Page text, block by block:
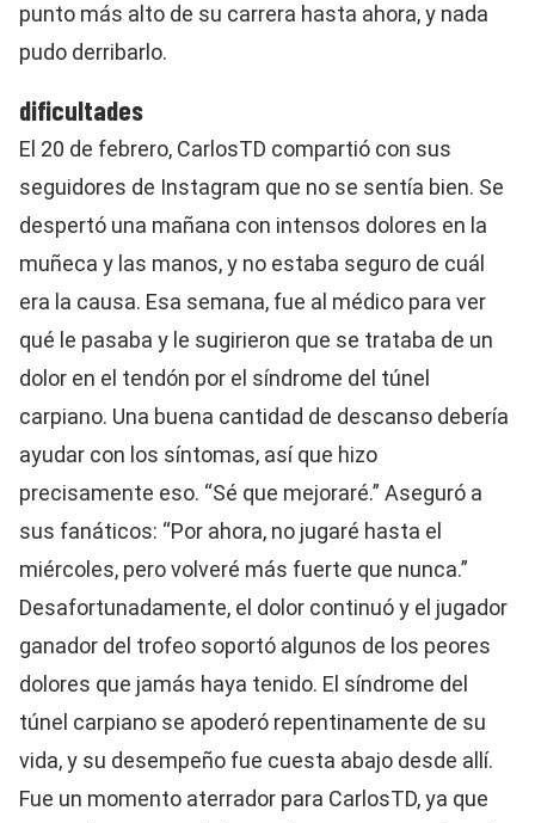
punto más alto de su carrera hasta ahora, y nada
pudo derribarlo.
dificultades
El 20 de febrero, CarlosTD compartió con sus
seguidores de Instagram que no se sentía bien. Se
despertó una mañana con intensos dolores en la
muñeca y las manos, y no estaba seguro de cuál
era la causa. Esa semana, fue al médico para ver
qué le pasaba y le sugirieron que se trataba de un
dolor en el tendón por el síndrome del túnel
carpiano. Una buena cantidad de descanso debería
ayudar con los síntomas, así que hizo
precisamente eso. “Sé que mejoraré.” Aseguró a
sus fanáticos: “Por ahora, no jugaré hasta el
miércoles, pero volveré más fuerte que nunca.”
Desafortunadamente, el dolor continuó y el jugador
ganador del trofeo soportó algunos de los peores
dolores que jamás haya tenido. El síndrome del
túnel carpiano se apoderó repentinamente de su
vida, y su desempeño fue cuesta abajo desde allí.
Fue un momento aterrador para CarlosTD, ya que